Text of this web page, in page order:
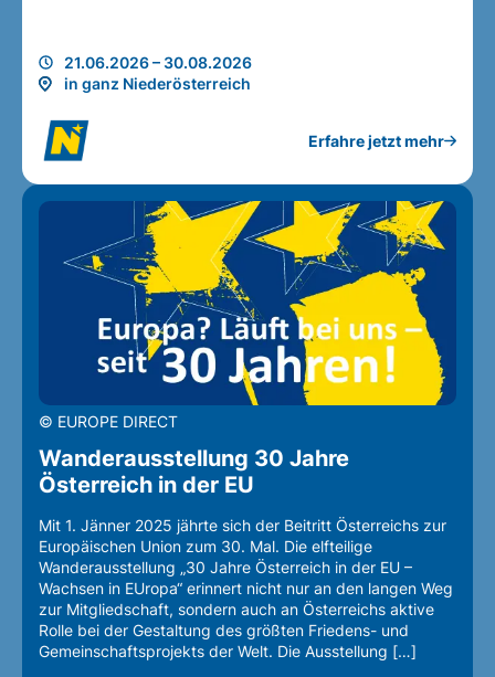
21.06.2026 – 30.08.2026
in ganz Niederösterreich
Erfahre jetzt mehr
© EUROPE DIRECT
Wanderausstellung 30 Jahre
Österreich in der EU
Mit 1. Jänner 2025 jährte sich der Beitritt Österreichs zur
Europäischen Union zum 30. Mal. Die elfteilige
Wanderausstellung „30 Jahre Österreich in der EU –
Wachsen in EUropa“ erinnert nicht nur an den langen Weg
zur Mitgliedschaft, sondern auch an Österreichs aktive
Rolle bei der Gestaltung des größten Friedens- und
Gemeinschaftsprojekts der Welt. Die Ausstellung […]